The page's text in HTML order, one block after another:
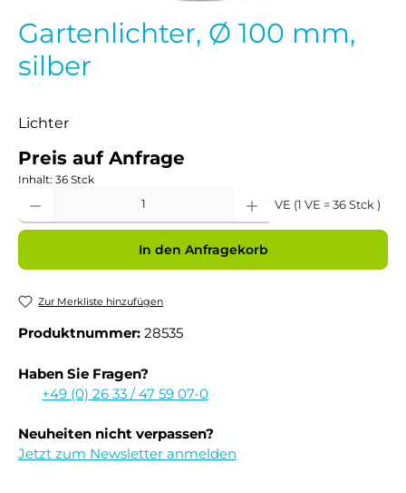
Gartenlichter, Ø 100 mm,
silber
Lichter
Preis auf Anfrage
Inhalt: 36 Stck
VE (1 VE = 36 Stck )
In den Anfragekorb
Zur Merkliste hinzufügen
Produktnummer: 28535
Haben Sie Fragen?
+49 (0) 26 33 / 47 59 07-0
Neuheiten nicht verpassen?
Jetzt zum Newsletter anmelden